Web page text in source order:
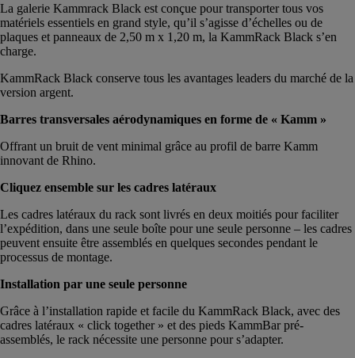
La galerie Kammrack Black est conçue pour transporter tous vos
matériels essentiels en grand style, qu’il s’agisse d’échelles ou de
plaques et panneaux de 2,50 m x 1,20 m, la KammRack Black s’en
charge.
KammRack Black conserve tous les avantages leaders du marché de la
version argent.
Barres transversales aérodynamiques en forme de « Kamm »
Offrant un bruit de vent minimal grâce au profil de barre Kamm
innovant de Rhino.
Cliquez ensemble sur les cadres latéraux
Les cadres latéraux du rack sont livrés en deux moitiés pour faciliter
l’expédition, dans une seule boîte pour une seule personne – les cadres
peuvent ensuite être assemblés en quelques secondes pendant le
processus de montage.
Installation par une seule personne
Grâce à l’installation rapide et facile du KammRack Black, avec des
cadres latéraux « click together » et des pieds KammBar pré-
assemblés, le rack nécessite une personne pour s’adapter.